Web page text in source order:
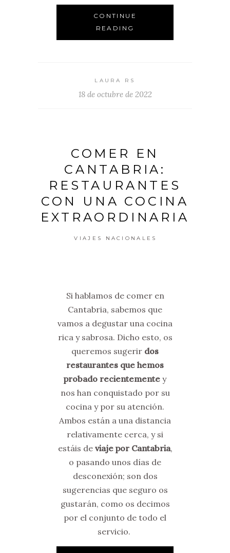
CONTINUE
READING
LAURA RS
18 de octubre de 2022
COMER EN
CANTABRIA:
RESTAURANTES
CON UNA COCINA
EXTRAORDINARIA
VIAJES NACIONALES
Si hablamos de comer en
Cantabria, sabemos que
vamos a degustar una cocina
rica y sabrosa. Dicho esto, os
queremos sugerir dos
restaurantes que hemos
probado recientemente y
nos han conquistado por su
cocina y por su atención.
Ambos están a una distancia
relativamente cerca, y si
estáis de viaje por Cantabria,
o pasando unos días de
desconexión; son dos
sugerencias que seguro os
gustarán, como os decimos
por el conjunto de todo el
servicio.